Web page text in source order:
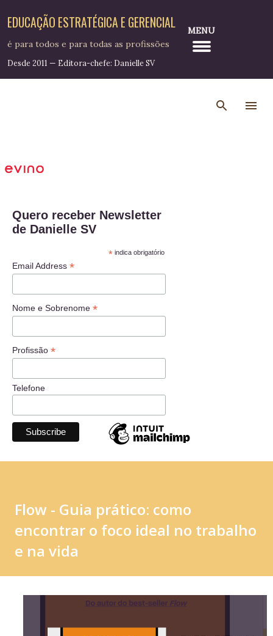
Pular para o conteúdo principal
EDUCAÇÃO ESTRATÉGICA E GERENCIAL
é para todos e para todas as profissões
Desde 2011 — Editora-chefe: Danielle SV
MENU
Quero receber Newsletter
de Danielle SV
*indica obrigatório
Email Address *
Nome e Sobrenome *
Profissão *
Telefone
Flow - Guia prático: como
encontrar o foco ideal no trabalho
e na vida